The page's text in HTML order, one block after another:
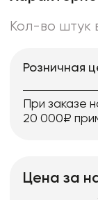
Кол-во штук
Розничная
При заказе
20 000₽
Цена за